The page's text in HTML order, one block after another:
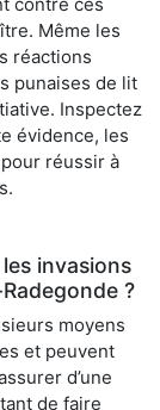
Même les
réactions
punaises de lit
Inspectez
évidence, les
réussir à
invasions
?
moyens
et peuvent
d’une
de faire